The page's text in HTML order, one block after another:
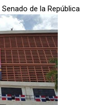
Senado de la República